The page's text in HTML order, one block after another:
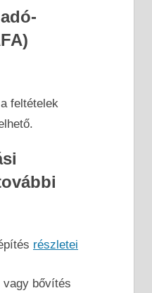
feltételek
részletei
bővítés